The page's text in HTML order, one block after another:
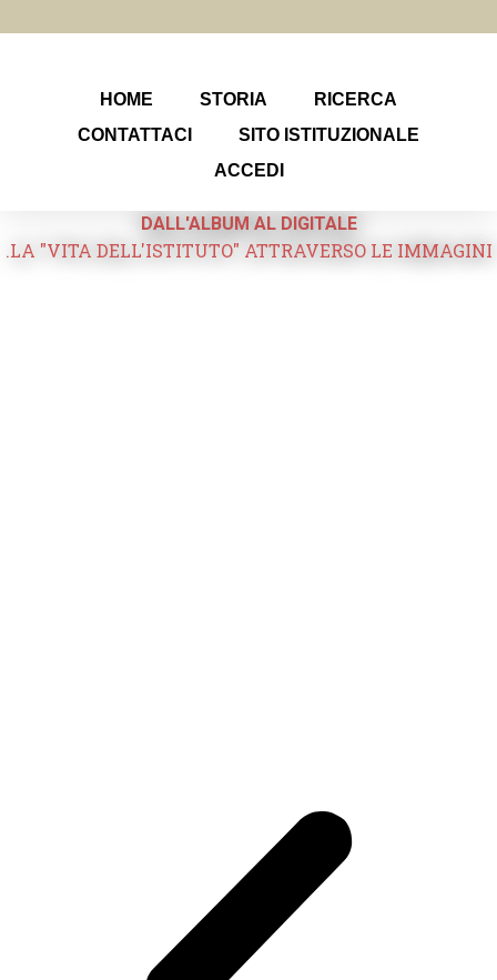
HOME STORIA
RICERCA
CONTATTACI
SITO ISTITUZIONALE
ACCEDI
DALL'ALBUM AL DIGITALE
.LA "VITA DELL'ISTITUTO" ATTRAVERSO LE IMMAGINI